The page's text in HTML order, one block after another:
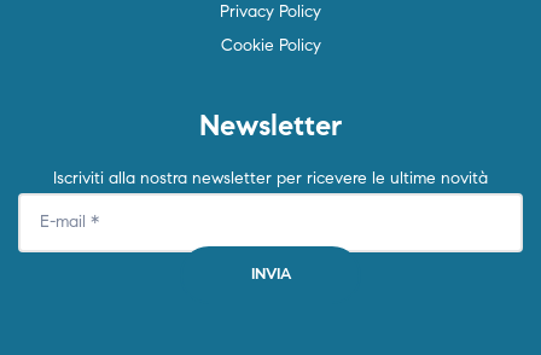
Privacy Policy
Cookie Policy
Newsletter
Iscriviti alla nostra newsletter per ricevere le ultime novità